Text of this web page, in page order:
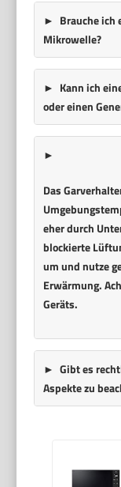
Brauche
Mikrowelle?
Kann ich
oder einen
Das
eher durch
blockierte
um und nutze
Erwärmung.
Geräts.
Gibt es
Aspekte zu